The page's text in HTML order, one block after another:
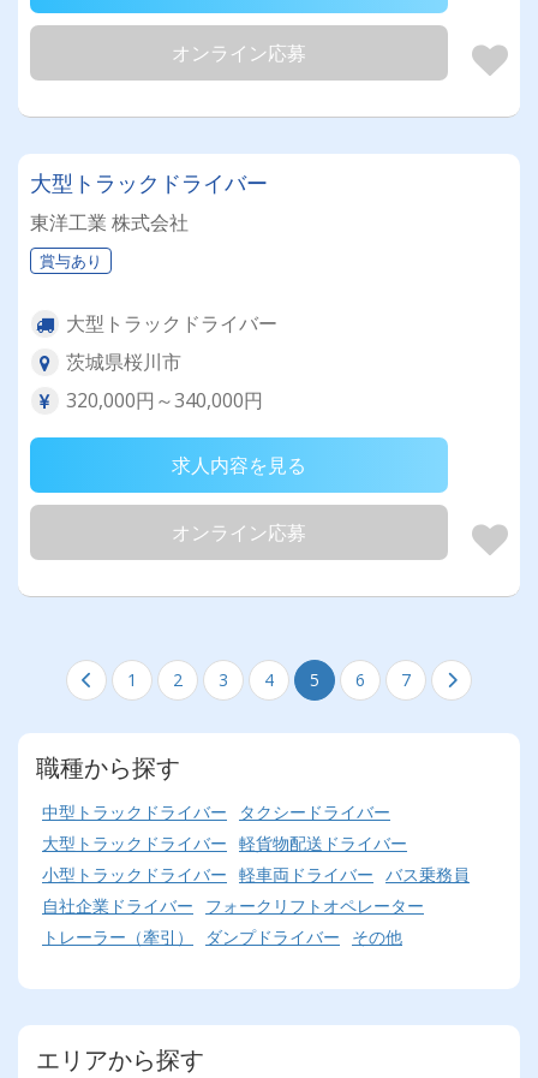
オンライン応募
大型トラックドライバー
東洋工業 株式会社
賞与あり
大型トラックドライバー
茨城県桜川市
320,000円～340,000円
求人内容を見る
オンライン応募
1 2 3 4 5 6 7
職種から探す
中型トラックドライバー
タクシードライバー
大型トラックドライバー 軽貨物配送ドライバー
小型トラックドライバー 軽車両ドライバー バス乗務員
自社企業ドライバー
フォークリフトオペレーター
トレーラー（牽引）
ダンプドライバー その他
エリアから探す